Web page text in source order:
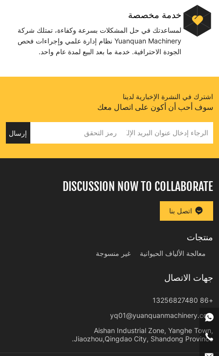
خدمة مخصصة
لمساعدتك في حل المشكلات بسرعة وكفاءة، تمتلك شركة
Yuanquan Machinery نظام إدارة علمي وإجراءات فحص
الجودة الاحترافية. خدمة ما بعد البيع لمدة عام واحد.
اشترك في النشرة الإخبارية لدينا
سوف أحب أن أكون على اتصال معك
إرسال
DISCUSSION NOW TO COLLABORATE
اتصل بنا
منتجات
معالجة الألياف الحيوانية غير منسوجة
جهات الاتصال
+86 13256827480
yq01@yuanquanmachinery.com
Aishan Industrial Zone, Yanghe Town,
Jiaozhou,Qingdao City, Shandong Province.